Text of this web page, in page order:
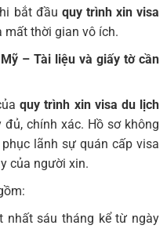
bắt đầu quy trình xin visa
mất thời gian vô ích.
– Tài liệu và giấy tờ cần
quy trình xin visa du lịch
chính xác. Hồ sơ không
lãnh sự quán cấp visa
của người xin.
nhất sáu tháng kể từ ngày